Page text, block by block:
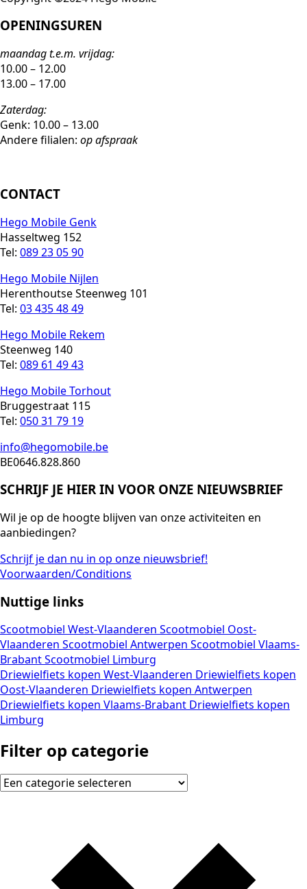
OPENINGSUREN
maandag t.e.m. vrijdag:
10.00 – 12.00
13.00 – 17.00
Zaterdag:
Genk: 10.00 – 13.00
Andere filialen: op afspraak
CONTACT
Hego Mobile Genk
Hasseltweg 152
Tel: 089 23 05 90
Hego Mobile Nijlen
Herenthoutse Steenweg 101
Tel: 03 435 48 49
Hego Mobile Rekem
Steenweg 140
Tel: 089 61 49 43
Hego Mobile Torhout
Bruggestraat 115
Tel: 050 31 79 19
info@hegomobile.be
BE0646.828.860
SCHRIJF JE HIER IN VOOR ONZE NIEUWSBRIEF
Wil je op de hoogte blijven van onze activiteiten en
aanbiedingen?
Schrijf je dan nu in op onze nieuwsbrief!
Voorwaarden/Conditions
Nuttige links
Scootmobiel West-Vlaanderen Scootmobiel Oost-
Vlaanderen Scootmobiel Antwerpen Scootmobiel Vlaams-
BrabantScootmobiel Limburg
Driewielfiets kopen West-Vlaanderen Driewielfiets kopen
Oost-Vlaanderen Driewielfiets kopen Antwerpen
Driewielfiets kopen Vlaams-Brabant Driewielfiets kopen
Limburg
Filter op categorie